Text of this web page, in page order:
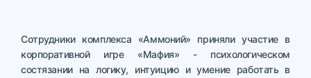
Сотрудники комплекса «Аммоний» приняли участие в
корпоративной игре «Мафия» - психологическом
состязании на логику, интуицию и умение работать в